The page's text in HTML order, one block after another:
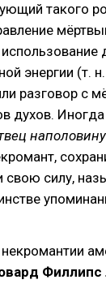
такого
использование
энергии (т.
разговор с
духов.
наполовину
свою силу,
Филлипс